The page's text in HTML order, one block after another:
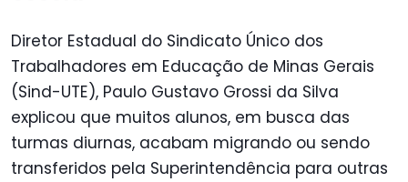
Diretor Estadual do Sindicato Único dos
Trabalhadores em Educação de Minas Gerais
(Sind-UTE), Paulo Gustavo Grossi da Silva
explicou que muitos alunos, em busca das
turmas diurnas, acabam migrando ou sendo
transferidos pela Superintendência para outras